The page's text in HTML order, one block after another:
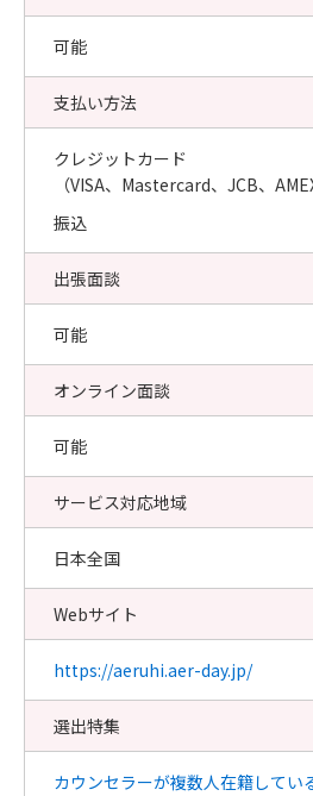
可能
支払い方法
クレジットカード
（VISA、Mastercard、JCB、
振込
出張面談
可能
オンライン面談
可能
サービス対応地域
日本全国
Webサイト
https://aeruhi.aer-day.jp/
選出特集
カウンセラーが複数人在籍してい